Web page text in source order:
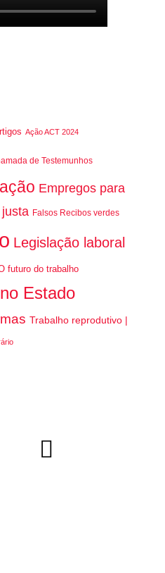
Ação ACT 2024
de Testemunhos
Empregos para
Falsos Recibos verdes
Legislação laboral
futuro do trabalho
Estado
Trabalho reprodutivo |